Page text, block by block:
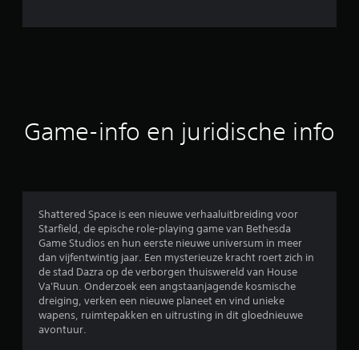
e
r
l
i
n
g
Game-info en juridische info
Shattered Space is een nieuwe verhaaluitbreiding voor
Starfield, de epische role-playing game van Bethesda
Game Studios en hun eerste nieuwe universum in meer
dan vijfentwintig jaar. Een mysterieuze kracht roert zich in
de stad Dazra op de verborgen thuiswereld van House
Va'Ruun. Onderzoek een angstaanjagende kosmische
dreiging, verken een nieuwe planeet en vind unieke
wapens, ruimtepakken en uitrusting in dit gloednieuwe
avontuur.